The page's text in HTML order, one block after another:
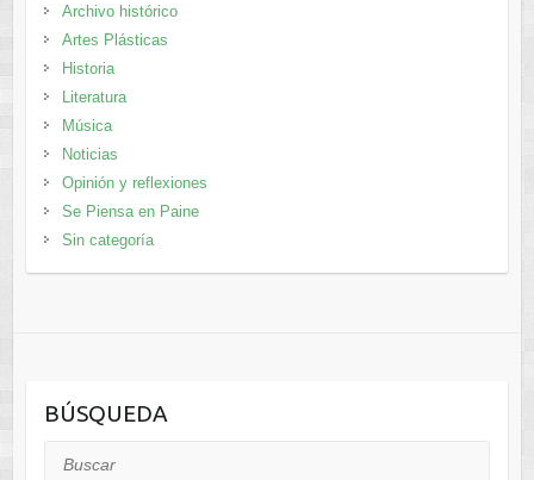
Archivo histórico
Artes Plásticas
Historia
Literatura
Música
Noticias
Opinión y reflexiones
Se Piensa en Paine
Sin categoría
BÚSQUEDA
Buscar